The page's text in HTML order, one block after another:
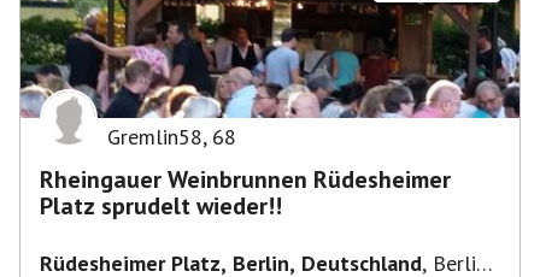
Gremlin58, 68
Rheingauer Weinbrunnen Rüdesheimer
Platz sprudelt wieder!!
Rüdesheimer Platz, Berlin, Deutschland, Berlin-